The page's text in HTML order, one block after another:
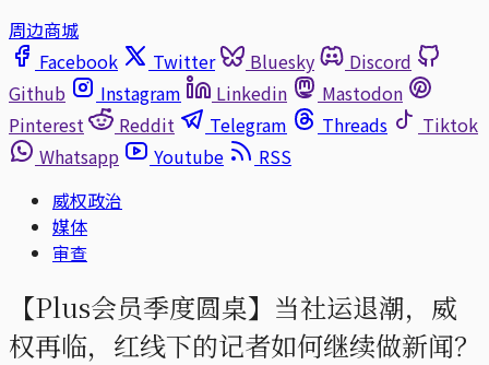
周边商城
Facebook
Twitter Bluesky
Discord
Github
Instagram Linkedin
Mastodon
Pinterest
Reddit Telegram Threads
Tiktok
Whatsapp
Youtube
RSS
威权政治
媒体
审查
【Plus会员季度圆桌】当社运退潮，威
权再临，红线下的记者如何继续做新闻？